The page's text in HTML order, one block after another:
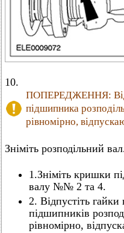
10.
ПОПЕРЕДЖЕННЯ:
підшипника
рівномірно,
Зніміть розподільний
1.Зніміть кришки
валу №№ 2 та 4.
2. Відпустіть
підшипників
рівномірно,